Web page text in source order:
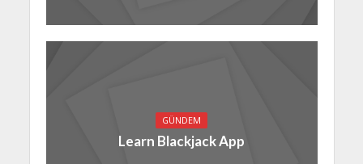
GÜNDEM
Learn Blackjack App